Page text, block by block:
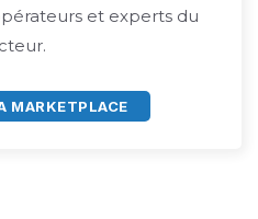
et experts du
MARKETPLACE